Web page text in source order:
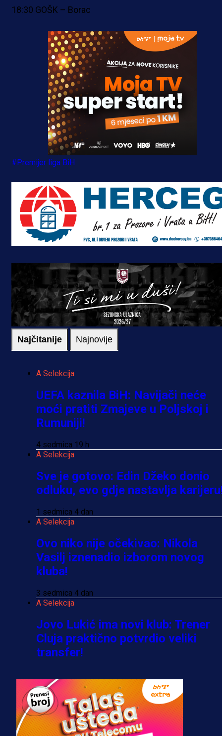
18:30 GOŠK – Borac
#Premijer liga BiH
Najčitanije Najnovije
A Selekcija
UEFA kaznila BiH: Navijači neće
moći pratiti Zmajeve u Poljskoj i
Rumuniji!
4 sedmica 19 h
A Selekcija
Sve je gotovo: Edin Džeko donio
odluku, evo gdje nastavlja
1 sedmica 4 dan
A Selekcija
Ovo niko nije očekivao: Nikola
Vasilj iznenadio izborom novog
kluba!
3 sedmica 4 dan
A Selekcija
Jovo Lukić ima novi klub: Trener
Cluja praktično potvrdio veliki
transfer!
A Selekcija
Stigla potvrda od predsjednika
kluba: Jovo Lukić uskoro pravi